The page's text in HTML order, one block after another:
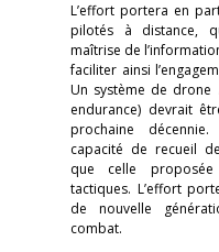
L’effort portera en
pilotés à distance,
maîtrise de
faciliter ainsi
Un système de drone
endurance) devrait
prochaine
capacité de recueil
que celle
tactiques. L’effort
de nouvelle
combat.